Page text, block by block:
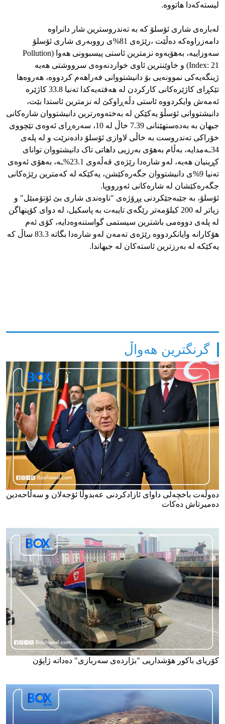
لیستەکەدا هاتووە.
لەبارەی شاری ئۆسلۆ کە بە تەندروسترین شار دانراوە
دامەزراوەکە دەڵێت ،رێژەی 81%ی رووبەری شاری ئۆسلۆ
سەوزاییە، بەهۆیەوە نزمترین ئاستی پیسبوونی هەوا (Pollution
Index: 21) و خاوێنترین ئاوی خواردنەوەی سرووشتی هەیە
ژینگەیەکی نموونەیی بۆ دانیشتووانی فەراهەم کردووە، هەروەها
تێکڕای کاژێرەکانی کارکردن لە هەفتەیەکدا تەنیا 33.8 کاژێرە
ئەمەش وایکردووە ئاستی دڵەڕاوکێ لە نزمترین ئاستدا بێت،
دانیشتووانی ئۆسڵۆ یەکێکن لە بەختەوەرترین دانیشتووان شارەکانی
جیهان بە بەدەستهێنانی 7.39 خاڵ لە 10، سەرەڕای ئەوەی تێچووی
خۆراکی تەندروست بە خاڵی لاوازی ئۆسلۆ دادەنرێت و لە پلەی
34ـەمدایە، بەڵام بەهۆی بەرزیی داهاتی تاک دانیشتووان توانای
کڕینیان هەیە، لەو شارەدا رێژەی قەڵەوی 23.1%ـە، بەهۆی ئەوەی
تەنیا 9%ی دانیشتووان جگەرەکێشن، یەکێکە لە کەمترین رێژەکانی
جگەرەکێشان لە شارەکانی ئەورووپا.
ئۆسلۆ، بە جێبەجێکردنی پڕۆژەی "ناوەندی شاری بێ ئۆتۆمبێل" و
زیاتر لە 200 کیلۆمەتر رێگەی تایبەت بە پاسکیل، لە دوای کۆپنهاگن
لە پلەی دووەمی باشترین سیستمی گواستنەوەدایە، کۆی ئەم
هۆکارانە وایانکردووە رێژەی تەمەن لەو شارەدا بگاتە 83.3 ساڵ کە
یەکێکە لە بەرزترین ئاستەکان لە جیهاندا.
گرنگترین هەواڵ
دەوڵەت باخچەلی داوای ئازادکردنی عەبدوڵا ئۆجەلان و سەڵاحەدین
دەمیرتاش دەکات
کۆریای باکور هۆشداریی "بژاردەی سەربازی" دەداتە ژاپۆن